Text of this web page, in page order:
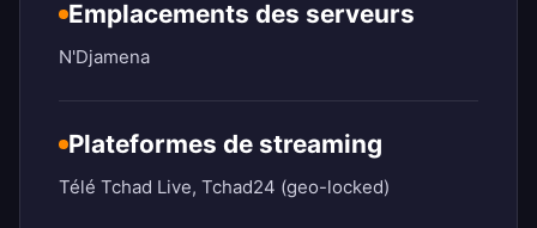
Emplacements des serveurs
N'Djamena
Plateformes de streaming
Télé Tchad Live, Tchad24 (geo-locked)